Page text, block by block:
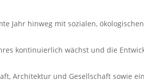
Jahr hinweg mit sozialen,
kontinuierlich wächst und die
Architektur und Gesellschaft sowie